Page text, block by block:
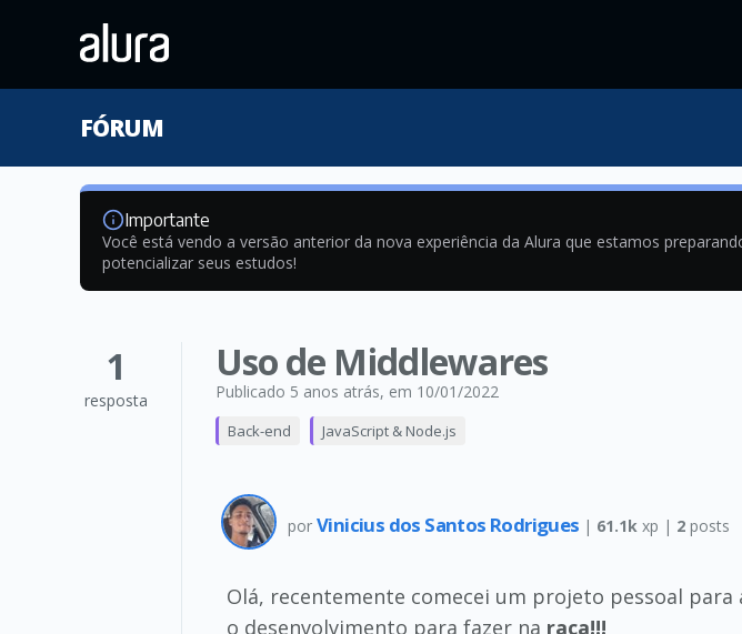
FÓRUM
Importante
Você está vendo a versão anterior da nova experiência da Alura que estamos
potencializar seus estudos!
1
resposta
Uso de Middlewares
Publicado 5 anos atrás, em 10/01/2022
Back-end JavaScript & Node.js
por Vinicius dos Santos Rodrigues | 61.1k xp | 2 posts
Olá, recentemente comecei um projeto pessoal
o desenvolvimento para fazer na raça!!!